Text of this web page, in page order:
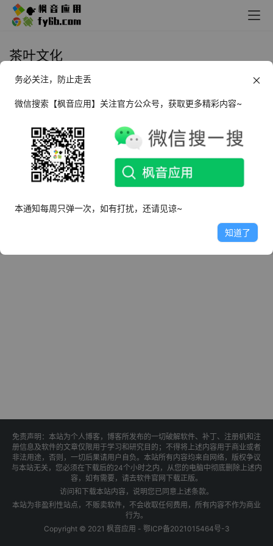
茶叶文化
2025年3月31日
免责声明：本站为个人博客，博客所发布的一切破解软件、补丁、注册机和注
册信息及软件的文章仅限用于学习和研究目的；不得将上述内容用于商业或者
非法用途，否则，一切后果请用户自负。本站所有内容均来自网络，版权争议
与本站无关，您必须在下载后的24个小时之内，从您的电脑中彻底删除上述内
容，如有需要，请去软件官网下载正版。
访问和下载本站内容，说明您已同意上述条款。
本站为非盈利性站点，不贩卖软件，不会收取任何费用，所有内容不作为商业
行为。
Copyright © 2021 枫音应用 - 鄂ICP备2021015464号-3
务必关注，防止走丢
微信搜索【枫音应用】关注官方公众号，获取更多精彩内容~
本通知每周只弹一次，如有打扰，还请见谅~
知道了